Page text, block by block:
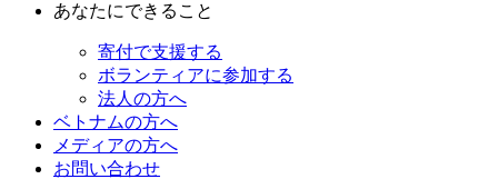
あなたにできること
寄付で支援する
ボランティアに参加する
法人の方へ
ベトナムの方へ
メディアの方へ
お問い合わせ